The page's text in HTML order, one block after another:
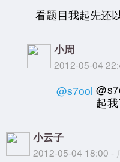
看题目我起先还
小周
2012-05-04
@s7ool
起
小云子
2012-05-04 18:00 -